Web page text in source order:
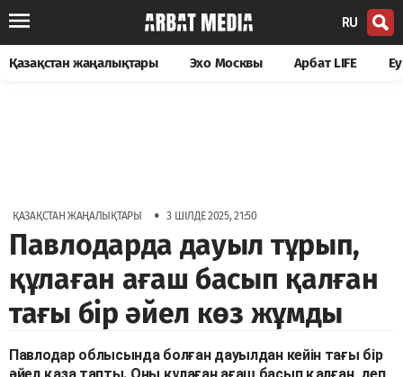
RU
Қазақстан жаңалықтары Эхо Москвы Арбат LIFE
ҚАЗАҚСТАН ЖАҢАЛЫҚТАРЫ • 3 ШІЛДЕ 2025, 21:50
Павлодарда дауыл тұрып,
құлаған ағаш басып қалған
тағы бір әйел көз жұмды
Павлодар облысында болған дауылдан кейін тағы бір
әйел қаза тапты. Оны құлаған ағаш басып қалған, деп